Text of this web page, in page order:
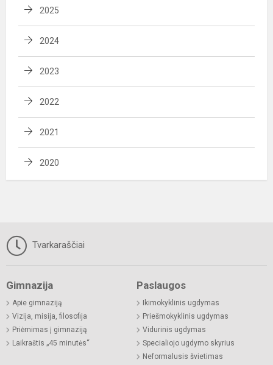
2025
2024
2023
2022
2021
2020
Tvarkaraščiai
Gimnazija
Apie gimnaziją
Vizija, misija, filosofija
Priėmimas į gimnaziją
Laikraštis „45 minutės“
Paslaugos
Ikimokyklinis ugdymas
Priešmokyklinis ugdymas
Vidurinis ugdymas
Specialiojo ugdymo skyrius
Neformalusis švietimas